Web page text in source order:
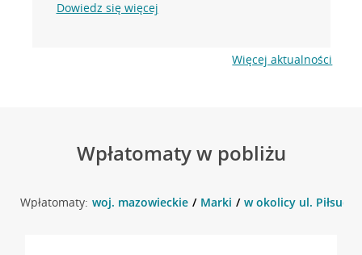
Dowiedz się więcej
Więcej aktualności
Wpłatomaty w pobliżu
Wpłatomaty: woj. mazowieckie Marki w okolicy ul.